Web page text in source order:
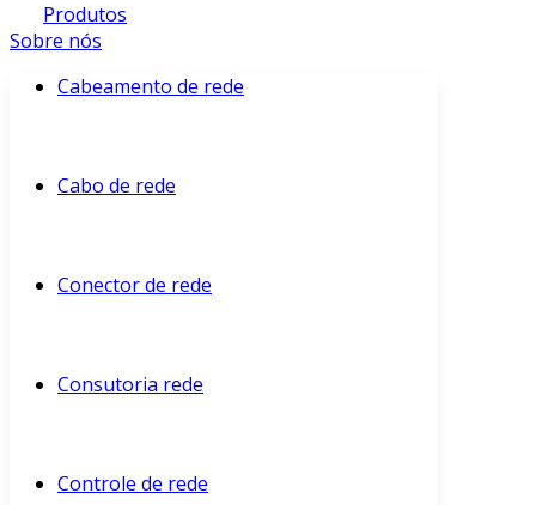
Produtos
Sobre nós
Cabeamento de rede
Cabo de rede
Conector de rede
Consutoria rede
Controle de rede